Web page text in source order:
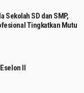
Sekolah SD dan SMP,
Tingkatkan Mutu
II